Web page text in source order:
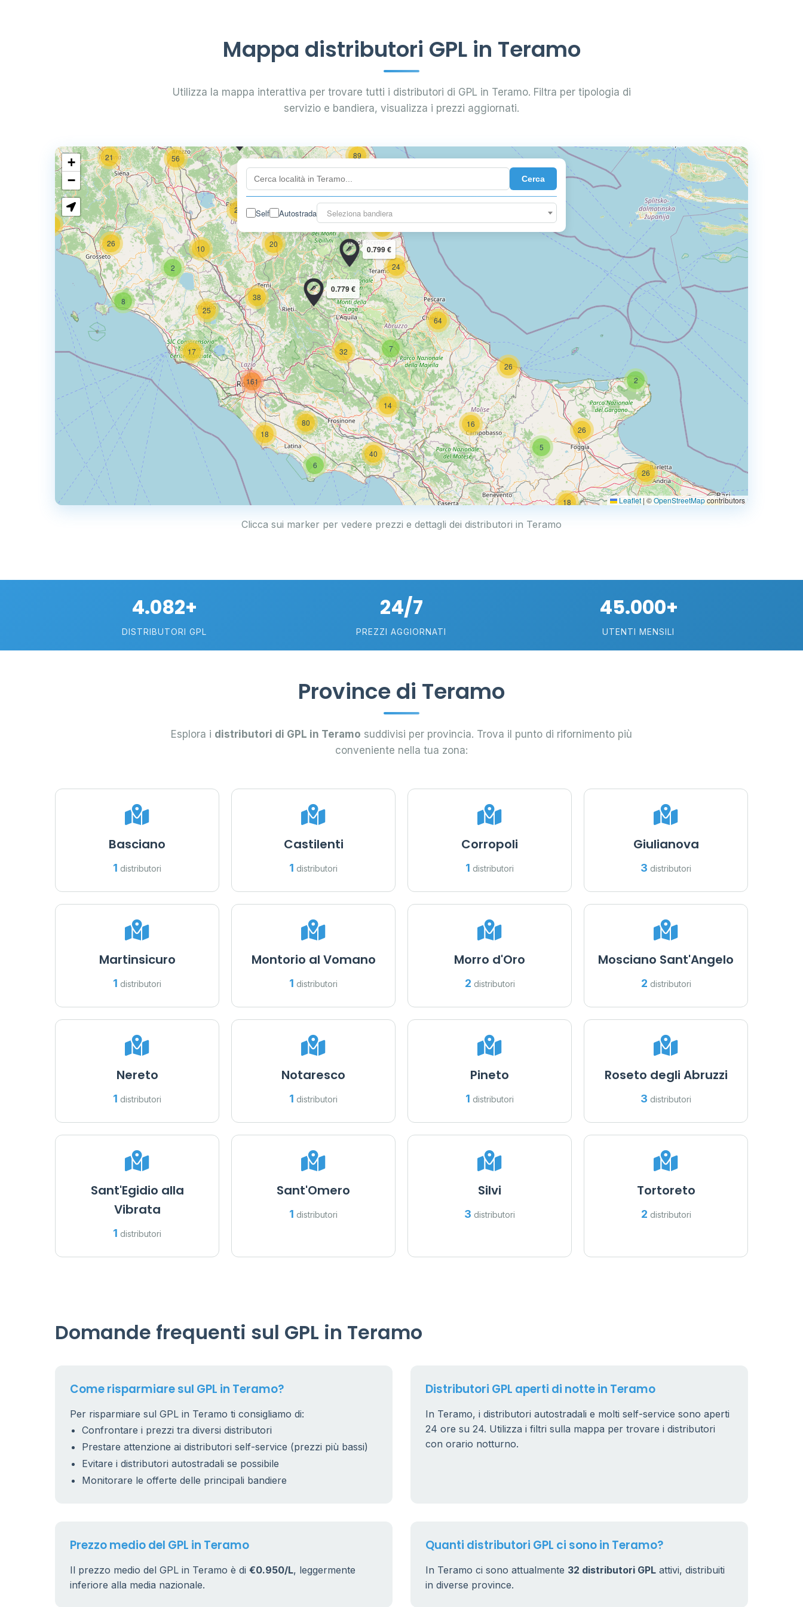
Mappa distributori GPL in Teramo
Utilizza la mappa interattiva per trovare tutti i distributori di GPL in Teramo. Filtra per tipologia di
servizio e bandiera, visualizza i prezzi aggiornati.
Cerca
Self Autostrada Seleziona bandiera
6
18
24
20
5
14
26
16
161
80
7
32
64
40
10
8
22
2
18
26
26
36
89
2
25
17
38
8
10
26
5
21
24
56
0.779 €
0.799 €
+
−
Leaflet | ©OpenStreetMapcontributors
Clicca sui marker per vedere prezzi e dettagli dei distributori in Teramo
4.082+
DISTRIBUTORI GPL
24/7
PREZZI AGGIORNATI
45.000+
UTENTI MENSILI
Province di Teramo
Esplora i distributori di GPL in Teramo suddivisi per provincia. Trova il punto di rifornimento più
conveniente nella tua zona:
Basciano
1 distributori
Castilenti
1 distributori
Corropoli
1 distributori
Giulianova
3 distributori
Martinsicuro
1 distributori
Montorio al Vomano
1 distributori
Morro d'Oro
2 distributori
Mosciano Sant'Angelo
2 distributori
Nereto
1 distributori
Notaresco
1 distributori
Pineto
1 distributori
Roseto degli Abruzzi
3 distributori
Sant'Egidio alla
Vibrata
1 distributori
Sant'Omero
1 distributori
Silvi
3 distributori
Tortoreto
2 distributori
Domande frequenti sul GPL in Teramo
Come risparmiare sul GPL in Teramo?
Per risparmiare sul GPL in Teramo ti consigliamo di:
Confrontare i prezzi tra diversi distributori
Prestare attenzione ai distributori self-service (prezzi più bassi)
Evitare i distributori autostradali se possibile
Monitorare le offerte delle principali bandiere
Distributori GPL aperti di notte in Teramo
In Teramo, i distributori autostradali e molti self-service sono aperti
24 ore su 24. Utilizza i filtri sulla mappa per trovare i distributori
con orario notturno.
Prezzo medio del GPL in Teramo
Il prezzo medio del GPL in Teramo è di €0.950/L, leggermente
inferiore alla media nazionale.
Quanti distributori GPL ci sono in Teramo?
In Teramo ci sono attualmente 32 distributori GPL attivi, distribuiti
in diverse province.